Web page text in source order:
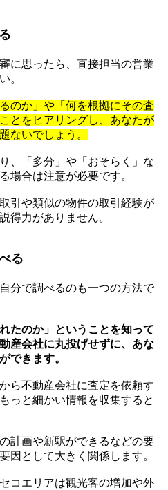
に思ったら、直接担当の営業
。
のか」や「何を根拠にその査
とをヒアリングし、あなたが
ないでしょう。
、「多分」や「おそらく」な
場合は注意が必要です。
引や類似の物件の取引経験が
得力がありません。
る
分で調べるのも一つの方法で
たのか」ということを知って
産会社に丸投げせずに、あな
できます。
ら不動産会社に査定を依頼す
っと細かい情報を収集すると
計画や新駅ができるなどの要
因として大きく関係します。
コエリアは観光客の増加や外